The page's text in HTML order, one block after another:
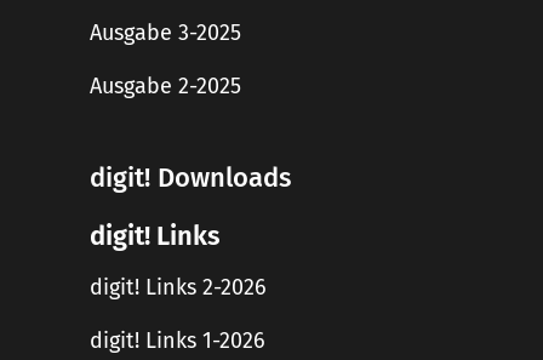
Ausgabe 3-2025
Ausgabe 2-2025
digit! Downloads
digit! Links
digit! Links 2-2026
digit! Links 1-2026